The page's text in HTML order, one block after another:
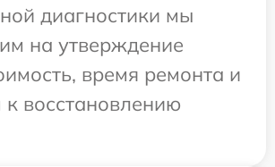
диагностики мы
на утверждение
время ремонта и
к восстановлению